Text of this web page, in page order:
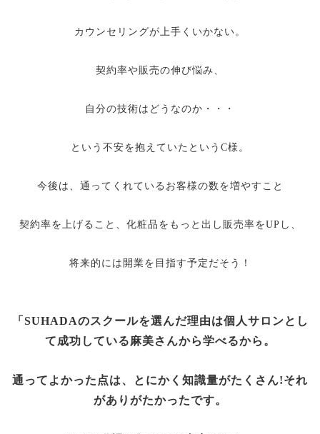
カウンセリングが上手くいかない。
契約率や販売の伸び悩み、
自分の技術はどうなのか・・・
という不安を抱えていたというC様。
今後は、通ってくれているお客様の数を増やすこと
契約率を上げること、化粧品をもっと出し販売率をUPし、
将来的には開業を目指す予定だそう！
「SUHADAのスクールを選んだ理由は個人サロンとし
て成功している麻美さんから学べるから。
通ってよかった点は、とにかく知識量がたくさん!それ
がありがたかったです。